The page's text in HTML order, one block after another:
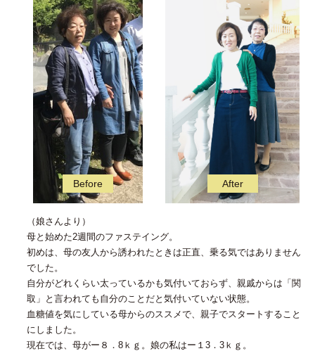
（娘さんより）
母と始めた2週間のファステイング。
初めは、母の友人から誘われたときは正直、乗る気ではありません
でした。
自分がどれくらい太っているかも気付いておらず、親戚からは「関
取」と言われても自分のことだと気付いていない状態。
血糖値を気にしている母からのススメで、親子でスタートすること
にしました。
現在では、母がー８．8ｋｇ。娘の私はー１3．3ｋｇ。